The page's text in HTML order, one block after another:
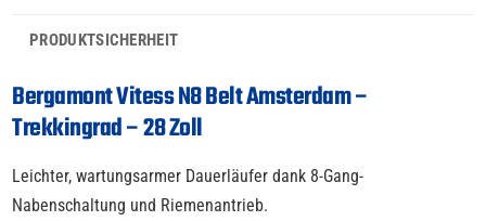
PRODUKTSICHERHEIT
Bergamont Vitess N8 Belt Amsterdam –
Trekkingrad – 28 Zoll
Leichter, wartungsarmer Dauerläufer dank 8-Gang-
Nabenschaltung und Riemenantrieb.